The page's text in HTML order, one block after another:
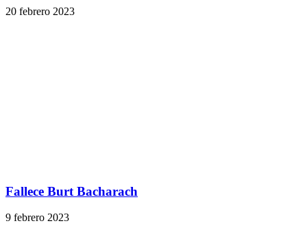
20 febrero 2023
Fallece Burt Bacharach
9 febrero 2023